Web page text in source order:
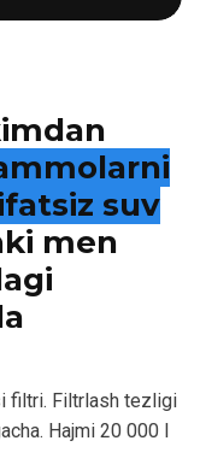
suv
men
filtri. Filtrlash tezligi
Hajmi 20 000 l